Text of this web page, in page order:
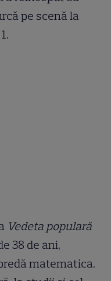
pe scenă la
Vedeta populară
38 de ani,
matematica.